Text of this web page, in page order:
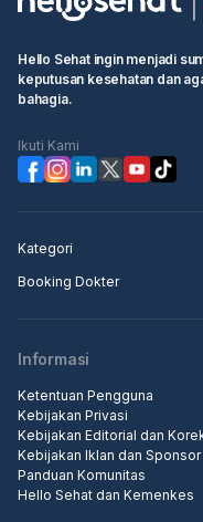
Hello Sehat ingin menjadi
keputusan kesehatan dan
bahagia.
Ikuti Kami
Kategori
Booking Dokter
Informasi
Ketentuan Pengguna
Kebijakan Privasi
Kebijakan Editorial dan
Kebijakan Iklan dan Sponsor
Panduan Komunitas
Hello Sehat dan Kemenkes